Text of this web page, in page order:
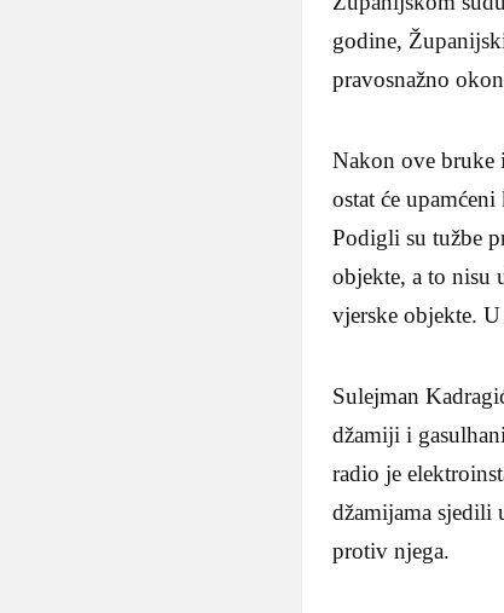
godine,
pravosnažno
Nakon ove bruke
ostat će
Podigli su tužbe
objekte, a to nisu
vjerske objekte.
Sulejman
džamiji i
radio je
džamijama sjedili
protiv njega.